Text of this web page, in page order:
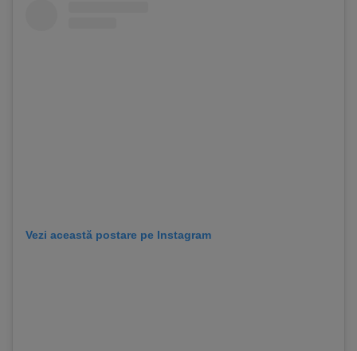
Vezi această postare pe Instagram